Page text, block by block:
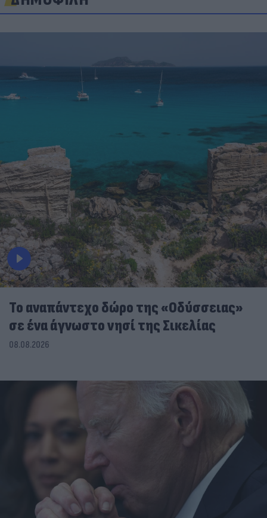
To αναπάντεχο δώρο της «Οδύσσειας»
σε ένα άγνωστο νησί της Σικελίας
08.08.2026